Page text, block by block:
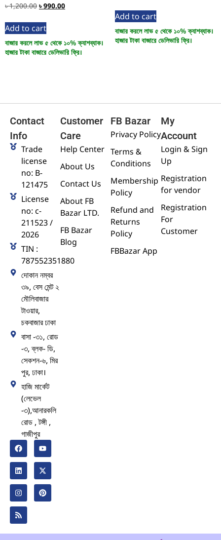
৳1,200.00 ৳990.00
Add to cart
বাজার করলে লাভ ৫ থেকে ১০% ক্যাশব্যাক।
হাজার টাকা বাজারে ডেলিভারি ফ্রি।
Add to cart
বাজার করলে লাভ ৫ থেকে ১০% ক্যাশব্যাক।
হাজার টাকা বাজারে ডেলিভারি ফ্রি।
Contact
Info
Trade
license
no: B-
121475
License
no: c-
211523 /
2026
TIN :
787552351880
দোকান নম্বর
৩৯, বেস মেন্ট ২
মৌলিবাজার
টাওয়ার,
চকবাজার ঢাকা
বাসা -৩১, রোড
-৩, ব্লক- ডি,
সেকশন-৬, মির
পুর, ঢাকা।
হাজি মার্কেট
(লেভেল
-৩),আনারকলি
রোড , টঙ্গী ,
গাজীপুর
Customer
Care
Help Center
About Us
Contact Us
About FB
Bazar LTD.
FB Bazar
Blog
FB Bazar
Privacy Policy
Terms &
Conditions
Membership
Policy
Refund and
Returns
Policy
FBBazar App
My
Account
Login & Sign
Up
Registration
for vendor
Registration
For
Customer